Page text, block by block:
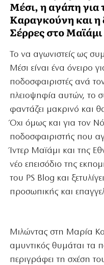
Μέσι, η αγάπη για
Καραγκούνη και η
Σέρρες στο Μαϊάμι
Το να αγωνιστείς ως
Μέσι είναι ένα όνειρο
ποδοσφαιριστές ανά
πλειοψηφία αυτών, το
φαντάζει μακρινό και
Όχι όμως και για τον
ποδοσφαιριστής που
Ίντερ Μαϊάμι και της
νέο επεισόδιο της
του PS Blog και
προσωπικής και
Μιλώντας στη Μαρία
αμυντικός θυμάται τα
περιγράφει τη σχέση